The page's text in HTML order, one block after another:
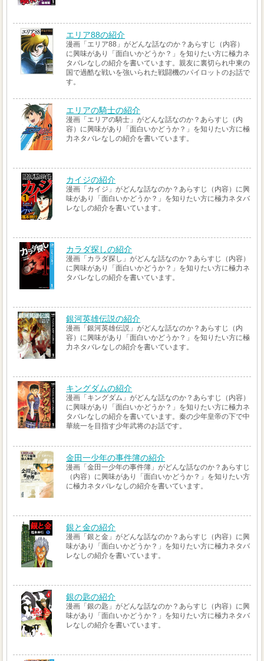
エリア88の紹介
漫画「エリア88」がどんな話なのか？あらすじ（内容）
に興味があり「面白いかどうか？」を知りたい方に極力ネ
タバレなしの紹介を書いています。親友に裏切られ中東の
国で過酷な戦いを強いられた戦闘機のパイロットのお話で
す。
エリアの騎士の紹介
漫画「エリアの騎士」がどんな話なのか？あらすじ（内
容）に興味があり「面白いかどうか？」を知りたい方に極
力ネタバレなしの紹介を書いています。
カイジの紹介
漫画「カイジ」がどんな話なのか？あらすじ（内容）に興
味があり「面白いかどうか？」を知りたい方に極力ネタバ
レなしの紹介を書いています。
カラダ探しの紹介
漫画「カラダ探し」がどんな話なのか？あらすじ（内容）
に興味があり「面白いかどうか？」を知りたい方に極力ネ
タバレなしの紹介を書いています。
銀河英雄伝説の紹介
漫画「銀河英雄伝説」がどんな話なのか？あらすじ（内
容）に興味があり「面白いかどうか？」を知りたい方に極
力ネタバレなしの紹介を書いています。
キングダムの紹介
漫画「キングダム」がどんな話なのか？あらすじ（内容）
に興味があり「面白いかどうか？」を知りたい方に極力ネ
タバレなしの紹介を書いています。秦の少年皇帝の下で中
華統一を目指す少年武将のお話です。
金田一少年の事件簿の紹介
漫画「金田一少年の事件簿」がどんな話なのか？あらすじ
（内容）に興味があり「面白いかどうか？」を知りたい方
に極力ネタバレなしの紹介を書いています。
銀と金の紹介
漫画「銀と金」がどんな話なのか？あらすじ（内容）に興
味があり「面白いかどうか？」を知りたい方に極力ネタバ
レなしの紹介を書いています。
銀の匙の紹介
漫画「銀の匙」がどんな話なのか？あらすじ（内容）に興
味があり「面白いかどうか？」を知りたい方に極力ネタバ
レなしの紹介を書いています。